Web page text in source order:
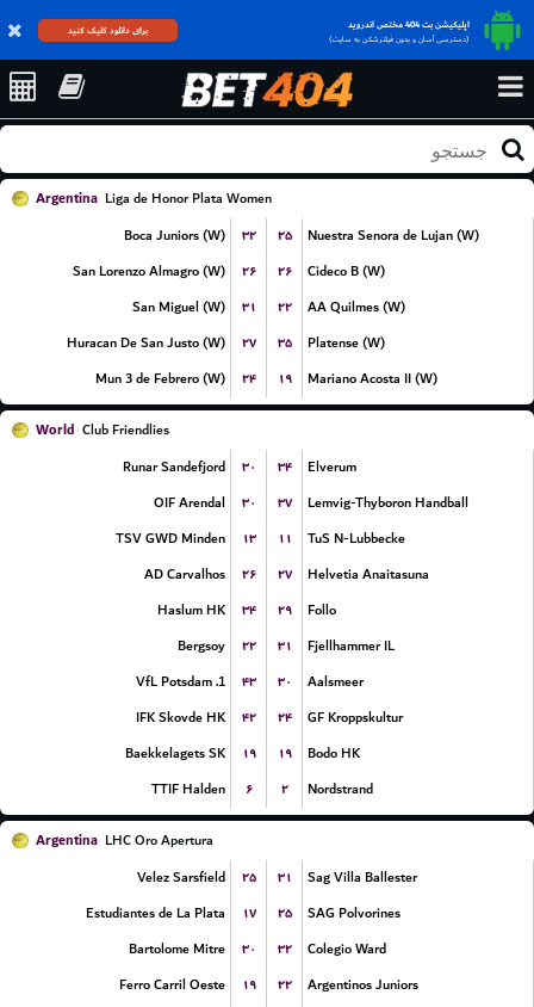
اپلیکیشن بت 404 مختص اندروید
(دسترسی آسان و بدون فیلترشکن به سایت)
برای دانلود کلیک کنید
Argentina Liga de Honor Plata Women
Boca Juniors (W)
۳۲ ۲۵
Nuestra Senora de Lujan (W)
San Lorenzo Almagro (W)
۲۶ ۲۶
Cideco B (W)
San Miguel (W)
۳۱ ۲۲
AA Quilmes (W)
Huracan De San Justo (W)
۲۷ ۳۵
Platense (W)
Mun 3 de Febrero (W)
۲۴ ۱۹ Mariano Acosta II (W)
World Club Friendlies
Runar Sandefjord
۳۰ ۳۴
Elverum
OIF Arendal
۳۰ ۳۷
Lemvig-Thyboron Handball
TSV GWD Minden
۱۳ ۱۱
TuS N-Lubbecke
AD Carvalhos
۲۶ ۲۷
Helvetia Anaitasuna
Haslum HK
۳۴ ۲۹
Follo
Bergsoy
۲۲ ۳۱
Fjellhammer IL
1. VfL Potsdam
۴۳ ۳۰
Aalsmeer
IFK Skovde HK
۴۲ ۲۴
GF Kroppskultur
Baekkelagets SK
۱۹ ۱۹
Bodo HK
TTIF Halden
۶ ۲ Nordstrand
Argentina LHC Oro Apertura
Velez Sarsfield
۲۵ ۳۱
Sag Villa Ballester
Estudiantes de La Plata
۱۷ ۲۵
SAG Polvorines
Bartolome Mitre
۳۰ ۳۲
Colegio Ward
Ferro Carril Oeste
۱۹ ۲۲
Argentinos Juniors